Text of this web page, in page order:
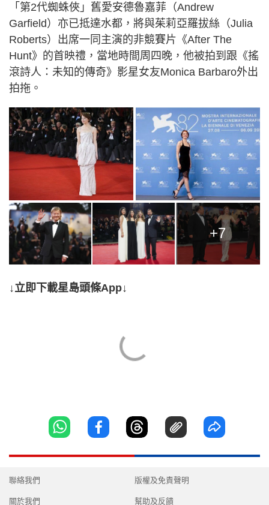
「第2代蜘蛛俠」舊愛安德魯嘉菲（Andrew
Garfield）亦已抵達水都，將與茱莉亞羅拔絲（Julia
Roberts）出席一同主演的非競賽片《After The
Hunt》的首映禮，當地時間周四晚，他被拍到跟《搖
滾詩人：未知的傳奇》影星女友Monica Barbaro外出
拍拖。
+7
↓立即下載星島頭條App↓
聯絡我們
關於我們
版權及免責聲明
幫助及反饋